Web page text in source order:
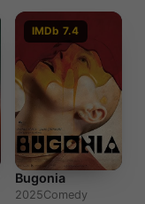
IMDb 7.4
Bugonia
2025Comedy